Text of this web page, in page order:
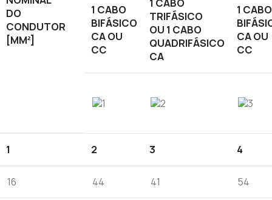
DO
CONDUTOR
[MM²]
1 CABO
BIFÁSICO
CA OU
CC
1 CABO
TRIFÁSICO
OU 1 CABO
QUADRIFÁSICO
CA
1 CABO
CA OU
CC
1 2 3 4
16 44 41 54